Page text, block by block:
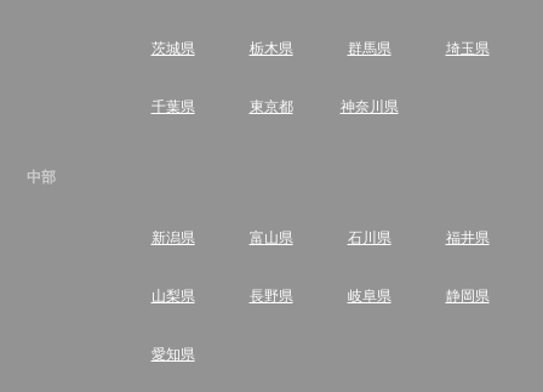
茨城県 栃木県 群馬県 埼玉県
千葉県 東京都 神奈川県
中部
新潟県 富山県 石川県 福井県
山梨県 長野県 岐阜県 静岡県
愛知県